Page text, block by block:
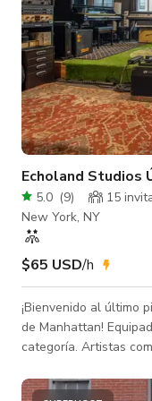
Echoland Studios
5.0 (9)
15
New York, NY
$65 USD/h
¡Bienvenido al último
de Manhattan!
categoría. Artistas
The Music Building.